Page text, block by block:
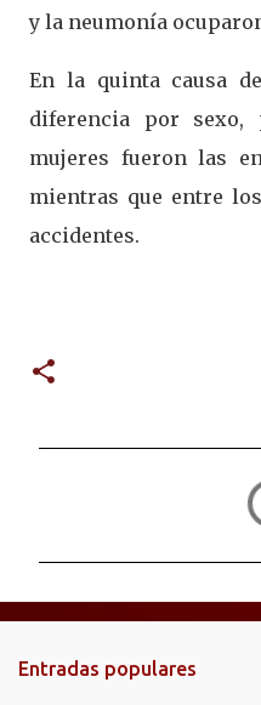
y la neumonía
En la quinta causa
diferencia por
mujeres fueron las
mientras que entre
accidentes.
n
t
Entradas populares